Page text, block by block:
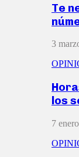
Te
3
los
7